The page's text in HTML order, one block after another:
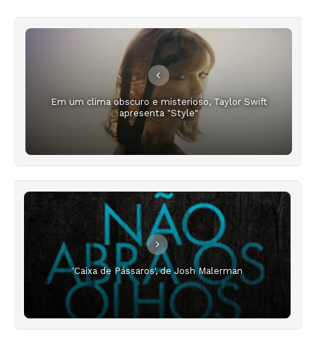
Em um clima obscuro e misterioso, Taylor Swift
apresenta "Style"
'Caixa de Pássaros', de Josh Malerman